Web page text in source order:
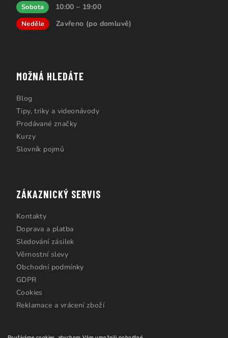
Sobota 10:00 – 19:00
Neděle Zavřeno (po domluvě)
MOŽNÁ HLEDÁTE
Blog
Tipy, triky a videonávody
Prodávané značky
Kurzy
Slovník pojmů
ZÁKAZNICKÝ SERVIS
Kontakty
Doprava a platba
Sledování zásilek
Věrnostní slevy
Obchodní podmínky
GDPR
Cookies
Reklamace a vrácení zboží